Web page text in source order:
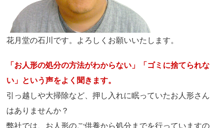
花月堂の石川です。よろしくお願いいたします。
「お人形の処分の方法がわからない」「ゴミに捨てられな
い」という声をよく聞きます。
引っ越しや大掃除など、押し入れに眠っていたお人形さん
はありませんか？
弊社では、お人形のご供養から処分までを行っていますの